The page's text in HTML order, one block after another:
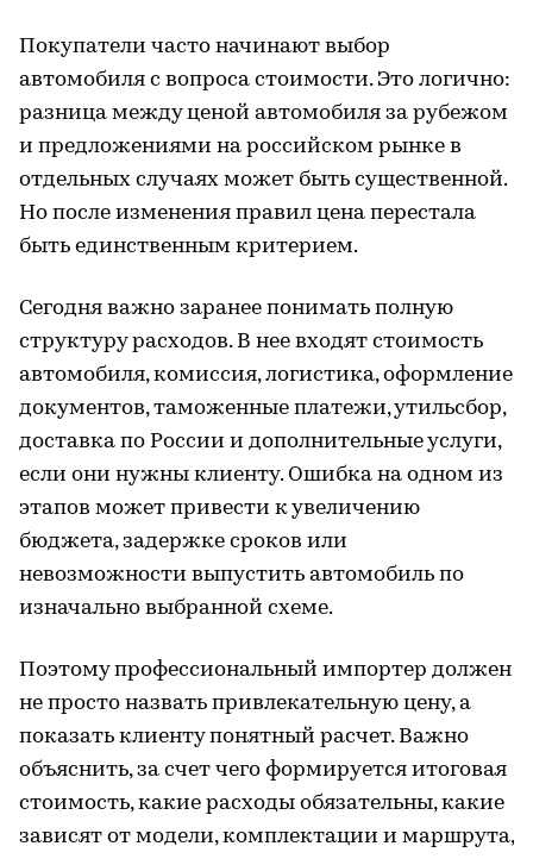
Покупатели часто начинают выбор
автомобиля с вопроса стоимости. Это логично:
разница между ценой автомобиля за рубежом
и предложениями на российском рынке в
отдельных случаях может быть существенной.
Но после изменения правил цена перестала
быть единственным критерием.
Сегодня важно заранее понимать полную
структуру расходов. В нее входят стоимость
автомобиля, комиссия, логистика, оформление
документов, таможенные платежи, утильсбор,
доставка по России и дополнительные услуги,
если они нужны клиенту. Ошибка на одном из
этапов может привести к увеличению
бюджета, задержке сроков или
невозможности выпустить автомобиль по
изначально выбранной схеме.
Поэтому профессиональный импортер должен
не просто назвать привлекательную цену, а
показать клиенту понятный расчет. Важно
объяснить, за счет чего формируется итоговая
стоимость, какие расходы обязательны, какие
зависят от модели, комплектации и маршрута,